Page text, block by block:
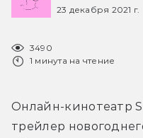
23 декабря 2021 г.
3490
1 минута на чтение
Онлайн-кинотеатр
трейлер